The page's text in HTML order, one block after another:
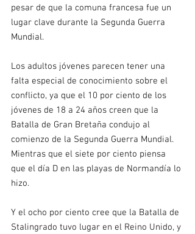
pesar de que la comuna francesa fue un
lugar clave durante la Segunda Guerra
Mundial.
Los adultos jóvenes parecen tener una
falta especial de conocimiento sobre el
conflicto, ya que el 10 por ciento de los
jóvenes de 18 a 24 años creen que la
Batalla de Gran Bretaña condujo al
comienzo de la Segunda Guerra Mundial.
Mientras que el siete por ciento piensa
que el día D en las playas de Normandía lo
hizo.
Y el ocho por ciento cree que la Batalla de
Stalingrado tuvo lugar en el Reino Unido, y